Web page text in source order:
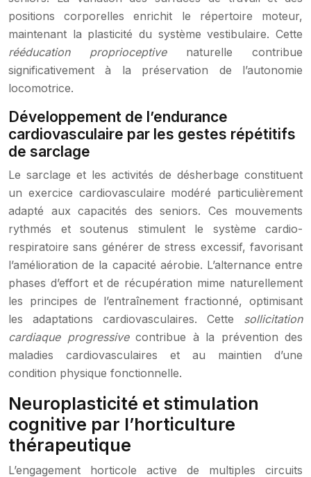
positions corporelles enrichit le répertoire moteur,
maintenant la plasticité du système vestibulaire. Cette
rééducation proprioceptive naturelle contribue
significativement à la préservation de l’autonomie
locomotrice.
Développement de l’endurance
cardiovasculaire par les gestes répétitifs
de sarclage
Le sarclage et les activités de désherbage constituent
un exercice cardiovasculaire modéré particulièrement
adapté aux capacités des seniors. Ces mouvements
rythmés et soutenus stimulent le système cardio-
respiratoire sans générer de stress excessif, favorisant
l’amélioration de la capacité aérobie. L’alternance entre
phases d’effort et de récupération mime naturellement
les principes de l’entraînement fractionné, optimisant
les adaptations cardiovasculaires. Cette sollicitation
cardiaque progressive contribue à la prévention des
maladies cardiovasculaires et au maintien d’une
condition physique fonctionnelle.
Neuroplasticité et stimulation
cognitive par l’horticulture
thérapeutique
L’engagement horticole active de multiples circuits